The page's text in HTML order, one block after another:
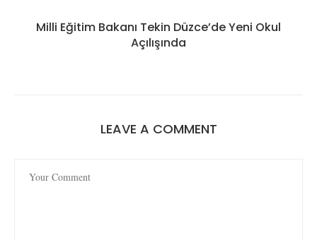
Milli Eğitim Bakanı Tekin Düzce’de Yeni Okul
Açılışında
LEAVE A COMMENT